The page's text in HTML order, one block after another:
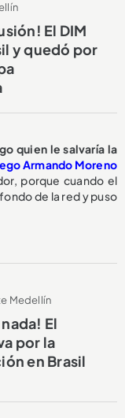
El DIM
y quedó por
quien le salvaría la
Armando Moreno
porque cuando el
de la red y puso
Medellín
El
por la
en Brasil